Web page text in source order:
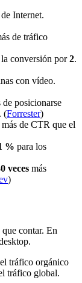
Internet.
de tráfico
conversión por2.
con vídeo.
posicionarse
(Forrester)
más de CTR que el
% para los
veces más
)
contar. En
tráfico orgánico
tráfico global.